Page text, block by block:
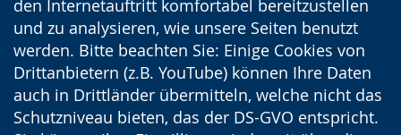
den Internetauftritt komfortabel bereitzustellen
und zu analysieren, wie unsere Seiten benutzt
werden. Bitte beachten Sie: Einige Cookies von
Drittanbietern (z.B. YouTube) können Ihre Daten
auch in Drittländer übermitteln, welche nicht das
Schutzniveau bieten, das der DS-GVO entspricht.